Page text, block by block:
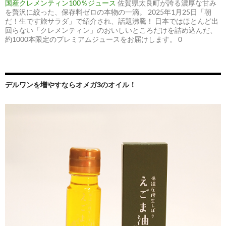
国産クレメンティン100％ジュース 佐賀県太良町が誇る濃厚な甘み
を贅沢に絞った、保存料ゼロの本物の一滴。 2025年1月25日「朝
だ！生です旅サラダ」で紹介され、話題沸騰！ 日本ではほとんど出
回らない「クレメンティン」のおいしいところだけを詰め込んだ、
約1000本限定のプレミアムジュースをお届けします。 0
デルワンを増やすならオメガ3のオイル！